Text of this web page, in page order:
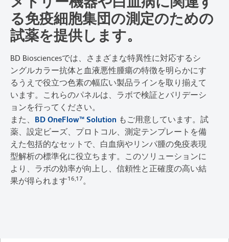
る免疫細胞集団の測定のための
試薬を提供します。
BD Biosciencesでは、さまざまな特異性に対応するシ
ングルカラー抗体と血液悪性腫瘍の特徴を明らかにす
るうえで役立つ色素の幅広い製品ラインを取り揃えて
います。これらのパネルは、ラボで検証とバリデーシ
ョンを行ってください。
また、 BD OneFlow™ Solution もご用意しています。試
薬、設定ビーズ、プロトコル、測定テンプレートを備
えた包括的なセットで、白血病やリンパ腫の免疫表現
型解析の標準化に役立ちます。このソリューションに
より、ラボの効率が向上し、信頼性と正確度の高い結
果が得られます16,17 。